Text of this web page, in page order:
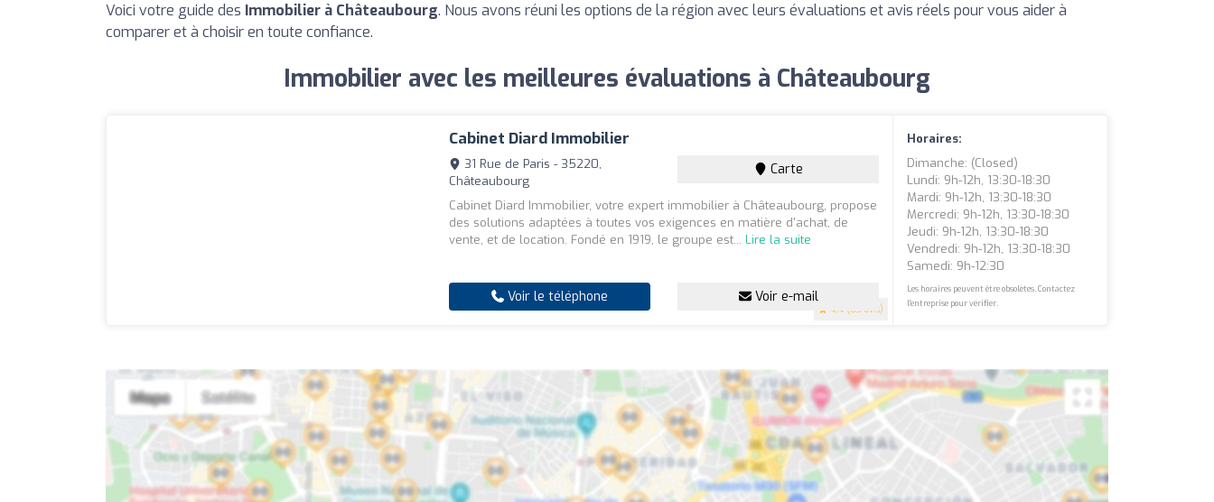
Voici votre guide des Immobilier à Châteaubourg. Nous avons réuni les options de la région avec leurs évaluations et avis réels pour vous aider à
comparer et à choisir en toute confiance.
Immobilier avec les meilleures évaluations à Châteaubourg
Cabinet Diard Immobilier
4.4 (83 avis)
31 Rue de Paris - 35220,
Châteaubourg
Carte
Cabinet Diard Immobilier, votre expert immobilier à Châteaubourg, propose
des solutions adaptées à toutes vos exigences en matière d'achat, de
vente, et de location. Fondé en 1919, le groupe est...Lire la suite
Voir le téléphone Voir e-mail
Horaires:
Dimanche: (closed)
Lundi: 9h-12h, 13:30-18:30
Mardi: 9h-12h, 13:30-18:30
Mercredi: 9h-12h, 13:30-18:30
Jeudi: 9h-12h, 13:30-18:30
Vendredi: 9h-12h, 13:30-18:30
Samedi: 9h-12:30
Les horaires peuvent être obsolètes. Contactez
l'entreprise pour vérifier.